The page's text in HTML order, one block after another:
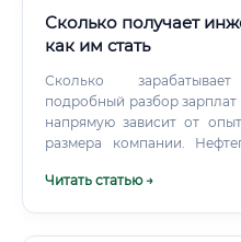
обмена данными — IFC,
автоматизации — Dynamo
Знание систем
Primavera P6 Понимание нормативной базы — СП, ГОСТ,
требования
госзаказа в России) Профессиональные знания: Основы
проекта до ввода в эксплуатацию
Сколько получает
как им стать
Сколько
подробный разбор
напрямую зависит от
размера компании.
небольшие проектные
Читать статью →